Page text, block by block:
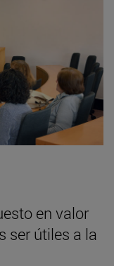
en valor
ser útiles a la